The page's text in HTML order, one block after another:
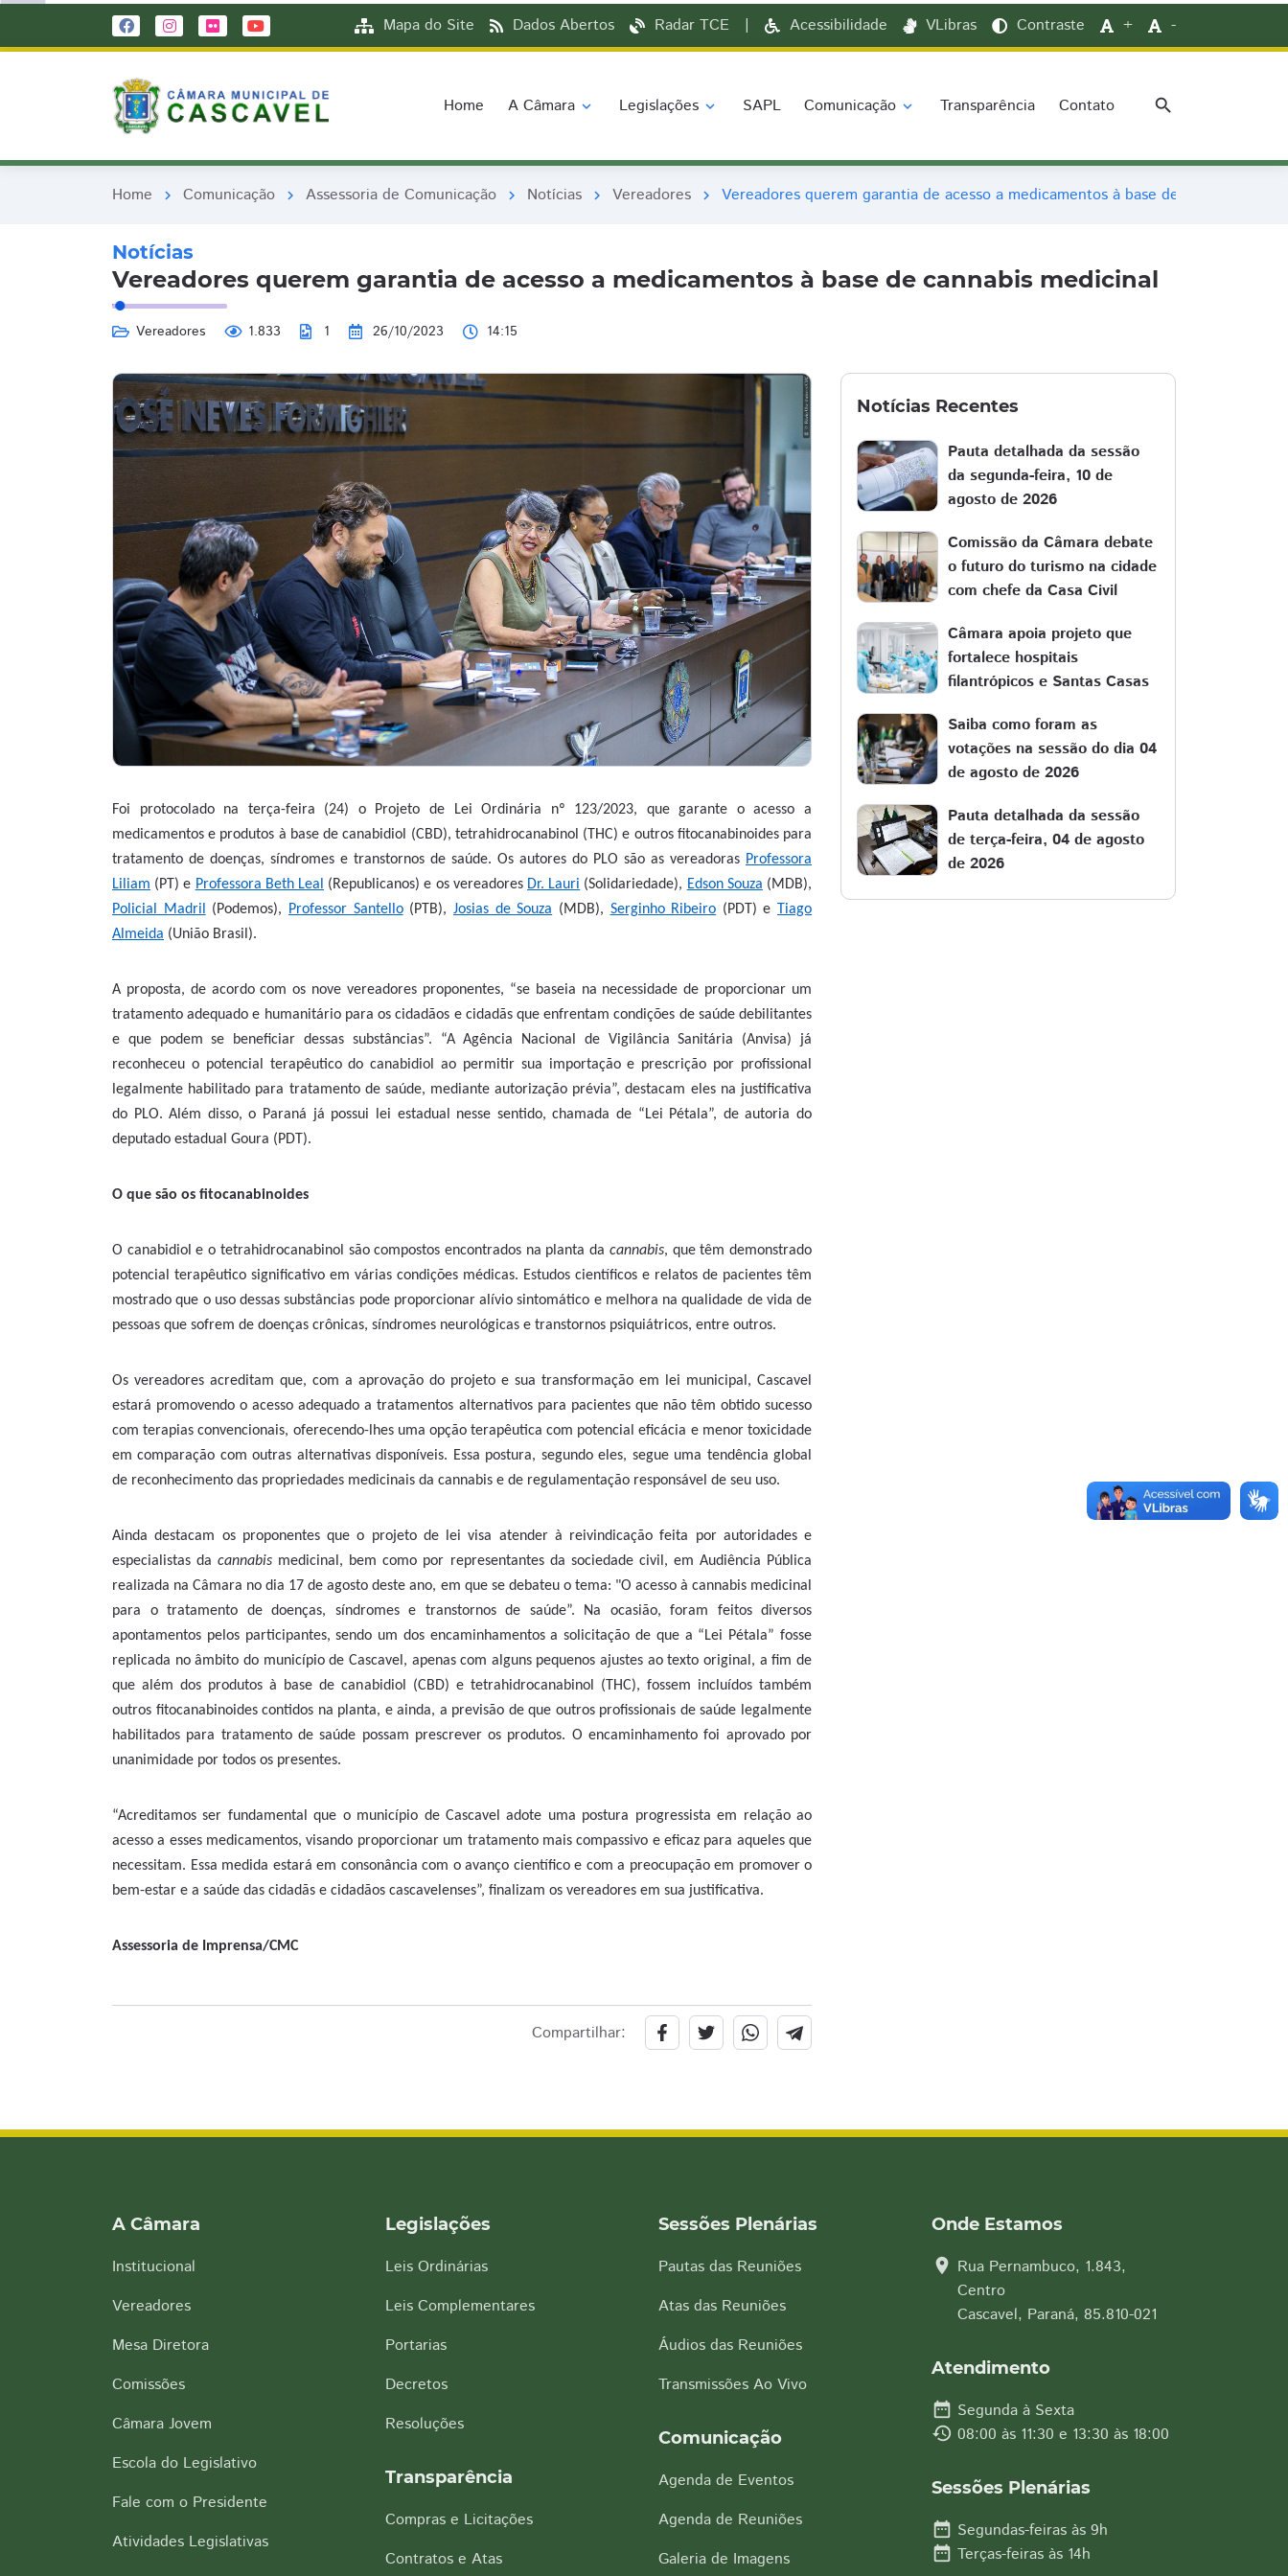
Mapa do Site Dados Abertos Radar TCE | Acessibilidade VLibras Contraste + -
Home A Câmara expand_more Legislações expand_more SAPL Comunicação expand_more Transparência Contato search
Home chevron_right Comunicação chevron_right Assessoria de Comunicação chevron_right Notícias chevron_right Vereadores chevron_right Vereadores querem garantia de acesso a medicamentos à base de cannabis
Notícias
Vereadores querem garantia de acesso a medicamentos à base de cannabis medicinal
Vereadores 1.833 1 26/10/2023 14:15
Foi protocolado na terça-feira (24) o Projeto de Lei Ordinária nº 123/2023, que garante o acesso a
medicamentos e produtos à base de canabidiol (CBD), tetrahidrocanabinol (THC) e outros fitocanabinoides para
tratamento de doenças, síndromes e transtornos de saúde. Os autores do PLO são as vereadoras Professora
Liliam (PT) e Professora Beth Leal (Republicanos) e os vereadores Dr. Lauri (Solidariedade), Edson Souza (MDB),
Policial Madril (Podemos), Professor Santello(PTB), Josias de Souza (MDB), Serginho Ribeiro (PDT) e Tiago
Almeida (União Brasil).
A proposta, de acordo com os nove vereadores proponentes, “se baseia na necessidade de proporcionar um
tratamento adequado e humanitário para os cidadãos e cidadãs que enfrentam condições de saúde debilitantes
e que podem se beneficiar dessas substâncias”. “A Agência Nacional de Vigilância Sanitária (Anvisa) já
reconheceu o potencial terapêutico do canabidiol ao permitir sua importação e prescrição por profissional
legalmente habilitado para tratamento de saúde, mediante autorização prévia”, destacam eles na justificativa
do PLO. Além disso, o Paraná já possui lei estadual nesse sentido, chamada de “Lei Pétala”, de autoria do
deputado estadual Goura (PDT).
O que são os fitocanabinoides
O canabidiol e o tetrahidrocanabinol são compostos encontrados na planta da cannabis, que têm demonstrado
potencial terapêutico significativo em várias condições médicas. Estudos científicos e relatos de pacientes têm
mostrado que o uso dessas substâncias pode proporcionar alívio sintomático e melhora na qualidade de vida de
pessoas que sofrem de doenças crônicas, síndromes neurológicas e transtornos psiquiátricos, entre outros.
Os vereadores acreditam que, com a aprovação do projeto e sua transformação em lei municipal, Cascavel
estará promovendo o acesso adequado a tratamentos alternativos para pacientes que não têm obtido sucesso
com terapias convencionais, oferecendo-lhes uma opção terapêutica com potencial eficácia e menor toxicidade
em comparação com outras alternativas disponíveis. Essa postura, segundo eles, segue uma tendência global
de reconhecimento das propriedades medicinais da cannabis e de regulamentação responsável de seu uso.
Ainda destacam os proponentes que o projeto de lei visa atender à reivindicação feita por autoridades e
especialistas dacannabis medicinal, bem como por representantes da sociedade civil, em Audiência Pública
realizada na Câmara no dia 17 de agosto deste ano, em que se debateu o tema: "O acesso à cannabis medicinal
para o tratamento de doenças, síndromes e transtornos de saúde”. Na ocasião, foram feitos diversos
apontamentos pelos participantes, sendo um dos encaminhamentos a solicitação de que a “Lei Pétala” fosse
replicada no âmbito do município de Cascavel, apenas com alguns pequenos ajustes ao texto original, a fim de
que além dos produtos à base de canabidiol (CBD) e tetrahidrocanabinol (THC), fossem incluídos também
outros fitocanabinoides contidos na planta, e ainda, a previsão de que outros profissionais de saúde legalmente
habilitados para tratamento de saúde possam prescrever os produtos. O encaminhamento foi aprovado por
unanimidade por todos os presentes.
“Acreditamos ser fundamental que o município de Cascavel adote uma postura progressista em relação ao
acesso a esses medicamentos, visando proporcionar um tratamento mais compassivo e eficaz para aqueles que
necessitam. Essa medida estará em consonância com o avanço científico e com a preocupação em promover o
bem-estar e a saúde das cidadãs e cidadãos cascavelenses”, finalizam os vereadores em sua justificativa.
Assessoria de Imprensa/CMC
Compartilhar:
Notícias Recentes
Pauta detalhada da sessão
da segunda-feira, 10 de
agosto de 2026
Comissão da Câmara debate
o futuro do turismo na cidade
com chefe da Casa Civil
Câmara apoia projeto que
fortalece hospitais
filantrópicos e Santas Casas
Saiba como foram as
votações na sessão do dia 04
de agosto de 2026
Pauta detalhada da sessão
de terça-feira, 04 de agosto
de 2026
A Câmara
Institucional
Vereadores
Mesa Diretora
Comissões
Câmara Jovem
Escola do Legislativo
Fale com o Presidente
Atividades Legislativas
Legislações
Leis Ordinárias
Leis Complementares
Portarias
Decretos
Resoluções
Transparência
Compras e Licitações
Contratos e Atas
Sessões Plenárias
Pautas das Reuniões
Atas das Reuniões
Áudios das Reuniões
Transmissões Ao Vivo
Comunicação
Agenda de Eventos
Agenda de Reuniões
Galeria de Imagens
Onde Estamos
location_on Rua Pernambuco, 1.843,
Centro
Cascavel, Paraná, 85.810-021
Atendimento
date_range Segunda à Sexta
history 08:00 às 11:30 e 13:30 às 18:00
Sessões Plenárias
date_range Segundas-feiras às 9h
date_range Terças-feiras às 14h